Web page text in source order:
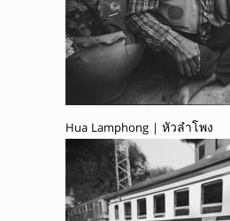
Hua Lamphong | หัวลำโพง